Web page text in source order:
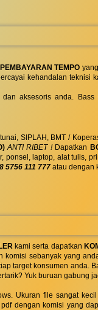
TEMPO
kehandalan teknisi
aksesoris anda. Bass
SIPLAH, BMT /
ANTI RIBET !Dapatkan
laptop, alat tulis,
5756 111 777 atau dengan
kami serta dapatkan
komisi sebanyak yang
target konsumen anda.
Yuk buruan gabung
Ukuran file sangat
dengan komisi yang